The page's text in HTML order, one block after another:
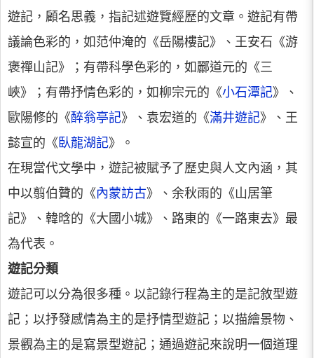
遊記，顧名思義，指記述遊覽經歷的文章。遊記有帶
議論色彩的，如范仲淹的《岳陽樓記》、王安石《游
褒禪山記》；有帶科學色彩的，如酈道元的《三
峽》；有帶抒情色彩的，如柳宗元的《小石潭記》、
歐陽修的《醉翁亭記》、袁宏道的《滿井遊記》、王
懿宣的《 臥龍湖記》。
在現當代文學中，遊記被賦予了歷史與人文內涵，其
中以翦伯贊的《內蒙訪古》、余秋雨的《山居筆
記》、韓晗的《大國小城》、路東的《一路東去》最
為代表。
遊記分類
遊記可以分為很多種。以記錄行程為主的是記敘型遊
記；以抒發感情為主的是抒情型遊記；以描繪景物、
景觀為主的是寫景型遊記；通過遊記來說明一個道理